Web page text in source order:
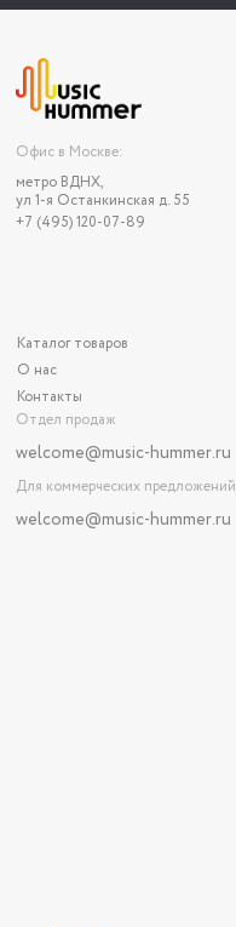
Офис в Москве:
метро ВДНХ,
ул 1-я Останкинская д. 55
+7 (495) 120-07-89
Каталог товаров
О нас
Контакты
Отдел продаж
welcome@music-hummer.ru
Для коммерческих предложений
welcome@music-hummer.ru